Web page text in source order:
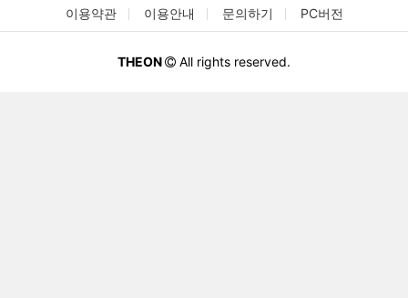
이용약관 이용안내 문의하기 PC버전
THEON All rights reserved.